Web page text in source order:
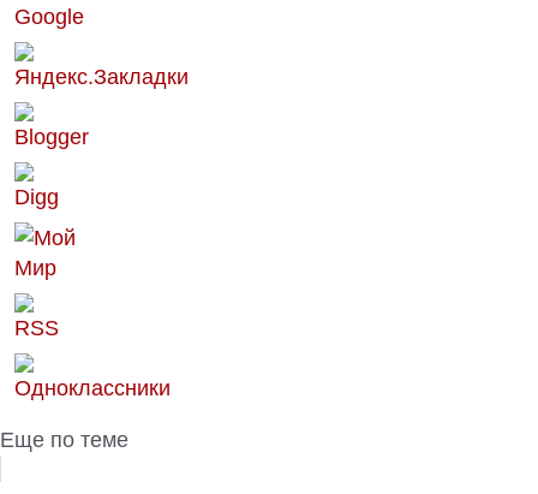
Еще по теме